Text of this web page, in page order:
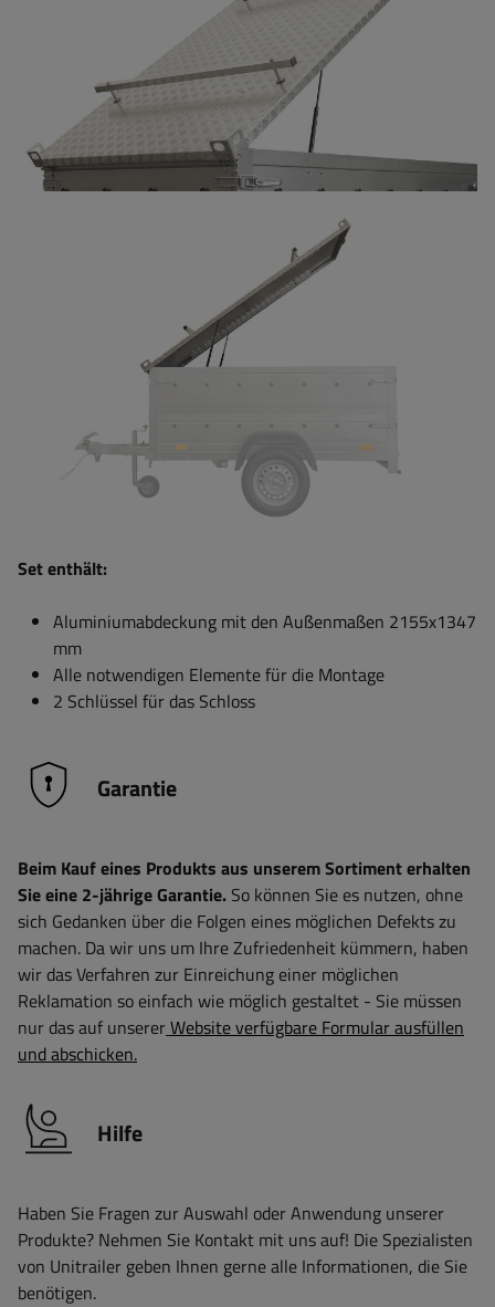
Set enthält:
Aluminiumabdeckung mit den Außenmaßen 2155x1347
mm
Alle notwendigen Elemente für die Montage
2 Schlüssel für das Schloss
Garantie
Beim Kauf eines Produkts aus unserem Sortiment erhalten
Sie eine 2-jährige Garantie. So können Sie es nutzen, ohne
sich Gedanken über die Folgen eines möglichen Defekts zu
machen. Da wir uns um Ihre Zufriedenheit kümmern, haben
wir das Verfahren zur Einreichung einer möglichen
Reklamation so einfach wie möglich gestaltet - Sie müssen
nur das auf unsererWebsite verfügbare Formular ausfüllen
und abschicken.
Hilfe
Haben Sie Fragen zur Auswahl oder Anwendung unserer
Produkte? Nehmen Sie Kontakt mit uns auf! Die Spezialisten
von Unitrailer geben Ihnen gerne alle Informationen, die Sie
benötigen.